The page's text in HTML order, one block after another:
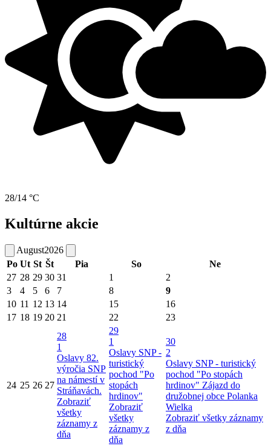
28/14 °C
Kultúrne akcie
August2026
Po Ut St Št Pia So
Ne
27 28 29 30 31 1
2
3
4 5 6 7 8
9
10 11 12 13 14 15
16
17 18 19 20 21 22 23
24 25 26 27
28
1
Oslavy 82.
výročia SNP
na námestí v
Stráňavách.
Zobraziť
všetky
záznamy z
dňa
29
1
Oslavy SNP -
turistický
pochod "Po
stopách
hrdinov"
Zobraziť
všetky
záznamy z
dňa
30
2
Oslavy SNP - turistický
pochod "Po stopách
hrdinov" Zájazd do
družobnej obce Polanka
Wielka
Zobraziť všetky záznamy
z dňa